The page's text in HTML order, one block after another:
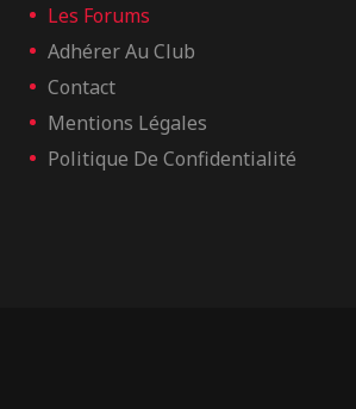
Les Forums
Adhérer Au Club
Contact
Mentions Légales
Politique De Confidentialité